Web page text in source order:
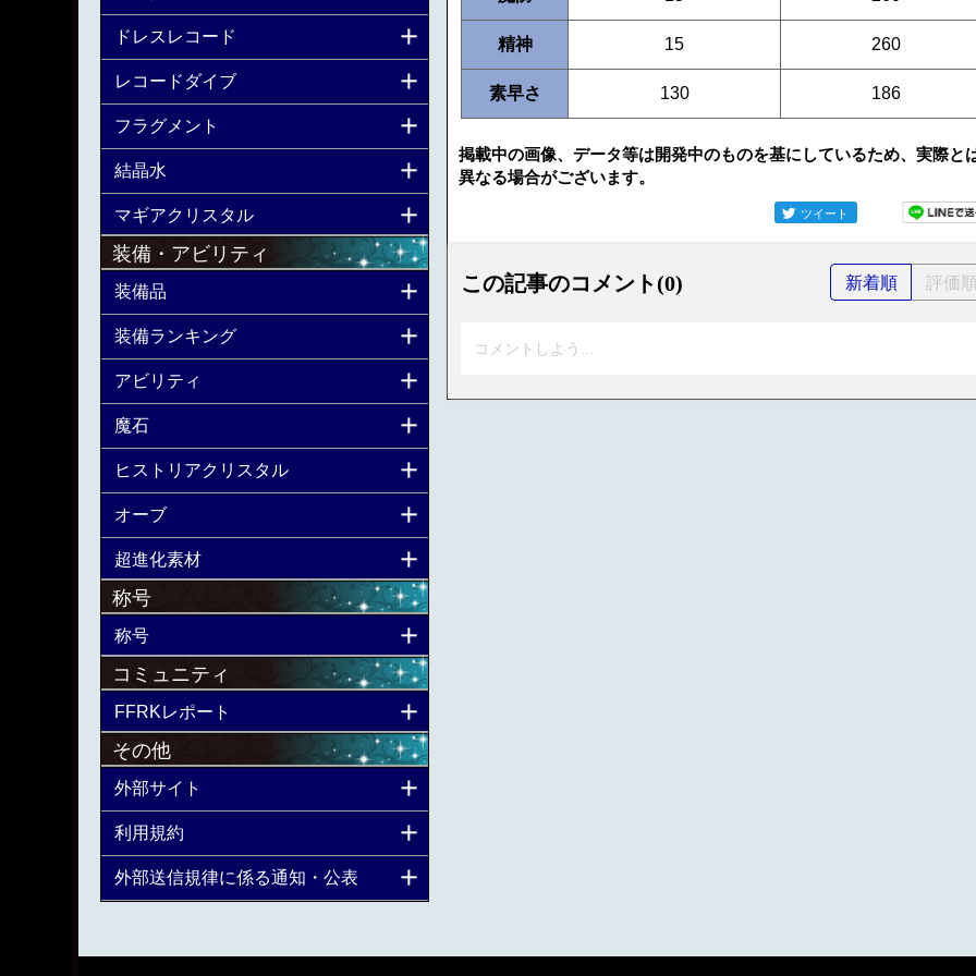
精神 15 260
素早さ 130 186
掲載中の画像、データ等は開発中のものを基にしているため、実際と
異なる場合がございます。
ツイート
この記事のコメント(0) 新着順 評価
コメントしよう...
ドレスレコード
レコードダイブ
フラグメント
結晶水
マギアクリスタル
装備・アビリティ
装備品
装備ランキング
アビリティ
魔石
ヒストリアクリスタル
オーブ
超進化素材
称号
称号
コミュニティ
FFRKレポート
その他
外部サイト
利用規約
外部送信規律に係る通知・公表